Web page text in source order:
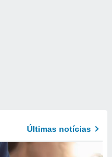
Últimas notícias